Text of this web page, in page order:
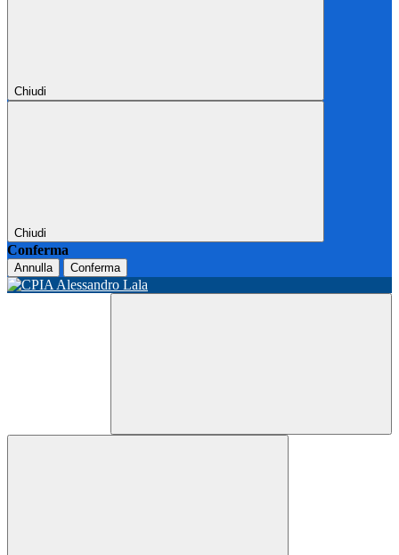
Chiudi
Chiudi
Conferma
Annulla Conferma